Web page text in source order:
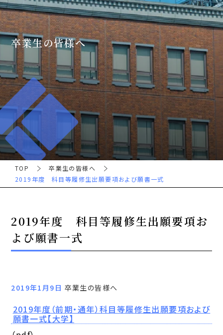
卒業生の皆様へ
TOP
卒業生の皆様へ
2019年度 科目等履修生出願要項および願書一式
2019年度 科目等履修生出願要項お
よび願書一式
2019年1月9日 卒業生の皆様へ
2019年度（前期・通年）科目等履修生出願要項および
願書一式【大学】